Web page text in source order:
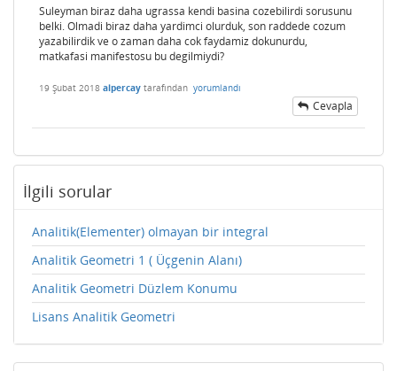
Suleyman biraz daha ugrassa kendi basina cozebilirdi sorusunu
belki. Olmadi biraz daha yardimci olurduk, son raddede cozum
yazabilirdik ve o zaman daha cok faydamiz dokunurdu,
matkafasi manifestosu bu degilmiydi?
19 Şubat 2018 alpercay tarafından yorumlandı
Cevapla
İlgili sorular
Analitik(Elementer) olmayan bir integral
Analitik Geometri 1 ( Üçgenin Alanı)
Analitik Geometri Düzlem Konumu
Lisans Analitik Geometri